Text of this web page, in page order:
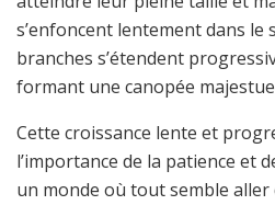
s’enfoncent lentement dans le
branches s’étendent
formant une canopée
Cette croissance lente et
l’importance de la patience et
un monde où tout semble